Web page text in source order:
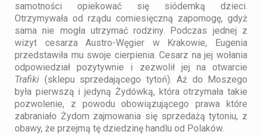
samotności opiekować się siódemką dzieci.
Otrzymywała od rządu comiesięczną zapomogę, gdyż
sama nie mogła utrzymać rodziny. Podczas jednej z
wizyt cesarza Austro-Węgier w Krakowie, Eugenia
przedstawiła mu swoje cierpienia. Cesarz na jej wołania
odpowiedział pozytywnie i zezwolił jej na otwarcie
Trafiki (sklepu sprzedającego tytoń). Aż do Moszego
była pierwszą i jedyną Żydówką, która otrzymała takie
pozwolenie, z powodu obowiązującego prawa które
zabraniało Żydom zajmowania się sprzedażą tytoniu, z
obawy, że przejmą tę dziedzinę handlu od Polaków.